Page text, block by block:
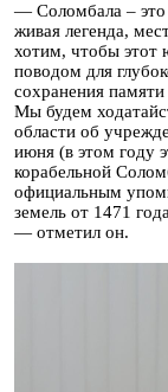
— Соломбала – это
живая легенда,
хотим, чтобы этот
поводом для
сохранения
Мы будем
области об
июня (в этом году
корабельной
официальным
земель от 1471
— отметил он.